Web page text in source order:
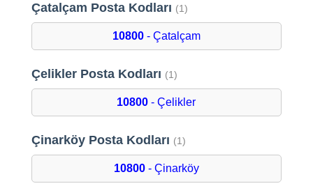
Çatalçam Posta Kodları (1)
10800- Çatalçam
Çelikler Posta Kodları (1)
10800 - Çelikler
Çinarköy Posta Kodları (1)
10800- Çinarköy